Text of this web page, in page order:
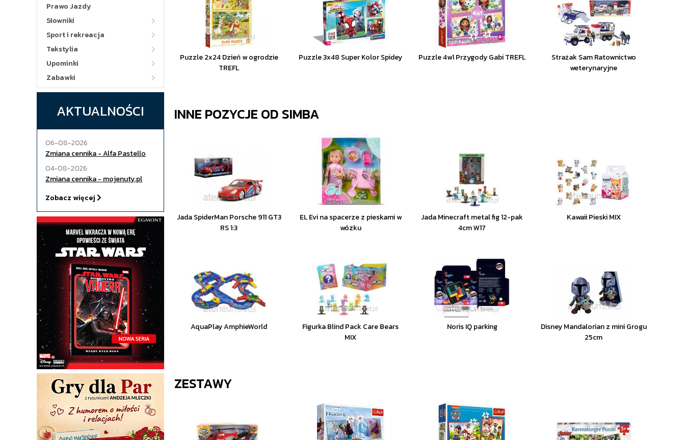
Prawo Jazdy
Słowniki
Sport i rekreacja
Tekstylia
Upominki
Zabawki
AKTUALNOŚCI
06-08-2026
Zmiana cennika - Alfa Pastello
04-08-2026
Zmiana cennika - mojenuty.pl
Zobacz więcej
Puzzle 2x24 Dzień w ogrodzie
TREFL
Puzzle 3x48 Super Kolor Spidey Puzzle 4w1 Przygody Gabi TREFL
Strażak Sam Ratownictwo
weterynaryjne
INNE POZYCJE OD SIMBA
Jada SpiderMan Porsche 911 GT3
RS 1:3
EL Evi na spacerze z pieskami w
wózku
Jada Minecraft metal fig 12-pak
4cm W17
Kawaii Pieski MIX
AquaPlay AmphieWorld
Figurka Blind Pack Care Bears
MIX
Noris IQ parking
Disney Mandalorian z mini Grogu
25cm
ZESTAWY